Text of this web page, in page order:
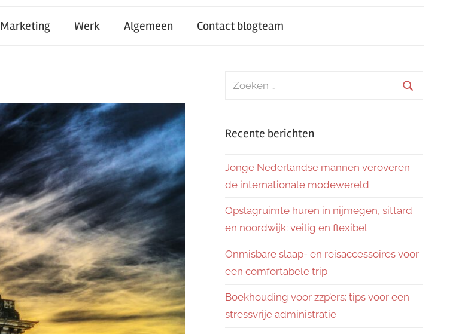
Marketing Werk Algemeen Contact blogteam
Zoeken
Recente berichten
Jonge Nederlandse mannen veroveren
de internationale modewereld
Opslagruimte huren in nijmegen, sittard
en noordwijk: veilig en flexibel
Onmisbare slaap- en reisaccessoires voor
een comfortabele trip
Boekhouding voor zzp’ers: tips voor een
stressvrije administratie